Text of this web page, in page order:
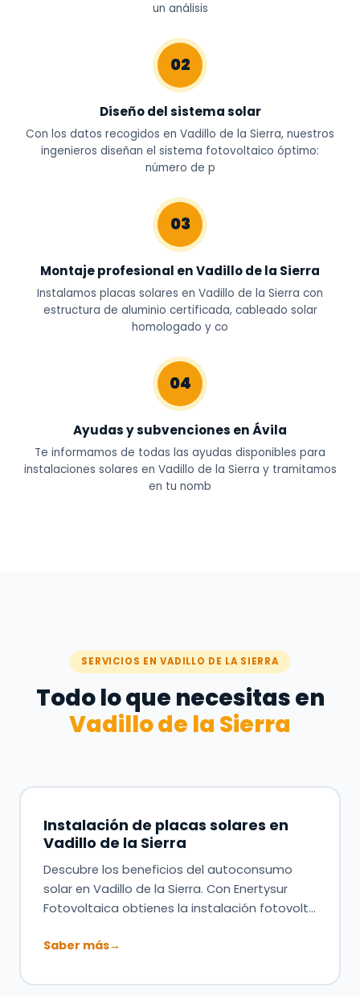
un análisis
02
Diseño del sistema solar
Con los datos recogidos en Vadillo de la Sierra, nuestros
ingenieros diseñan el sistema fotovoltaico óptimo:
número de p
03
Montaje profesional en Vadillo de la Sierra
Instalamos placas solares en Vadillo de la Sierra con
estructura de aluminio certificada, cableado solar
homologado y co
04
Ayudas y subvenciones en Ávila
Te informamos de todas las ayudas disponibles para
instalaciones solares en Vadillo de la Sierra y tramitamos
en tu nomb
SERVICIOS EN VADILLO DE LA SIERRA
Todo lo que necesitas en
Vadillo de la Sierra
Instalación de placas solares en
Vadillo de la Sierra
Descubre los beneficios del autoconsumo
solar en Vadillo de la Sierra. Con Enertysur
Fotovoltaica obtienes la instalación fotovolt…
Saber más→